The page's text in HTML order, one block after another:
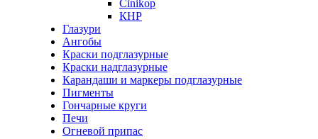
Cinikop
КНР
Глазури
Ангобы
Краски подглазурные
Краски надглазурные
Карандаши и маркеры подглазурные
Пигменты
Гончарные круги
Печи
Огневой припас